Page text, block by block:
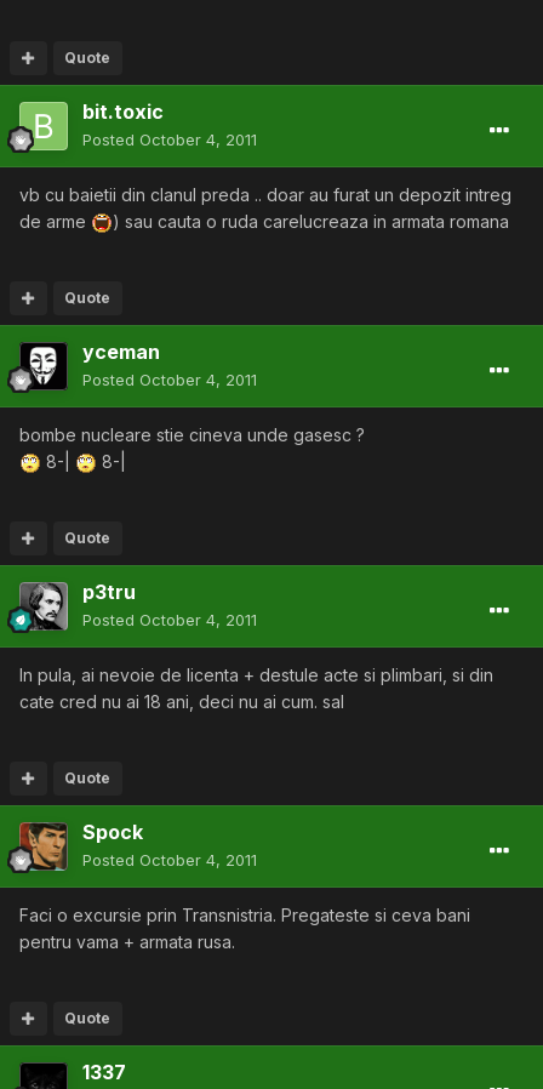
Quote
bit.toxic
Posted October 4, 2011
vb cu baietii din clanul preda .. doar au furat un depozit intreg
de arme
) sau cauta o ruda carelucreaza in armata romana
Quote
yceman
Posted October 4, 2011
bombe nucleare stie cineva unde gasesc ?
8-|
8-|
Quote
p3tru
Posted October 4, 2011
In pula, ai nevoie de licenta + destule acte si plimbari, si din
cate cred nu ai 18 ani, deci nu ai cum. sal
Quote
Spock
Posted October 4, 2011
Faci o excursie prin Transnistria. Pregateste si ceva bani
pentru vama + armata rusa.
Quote
1337